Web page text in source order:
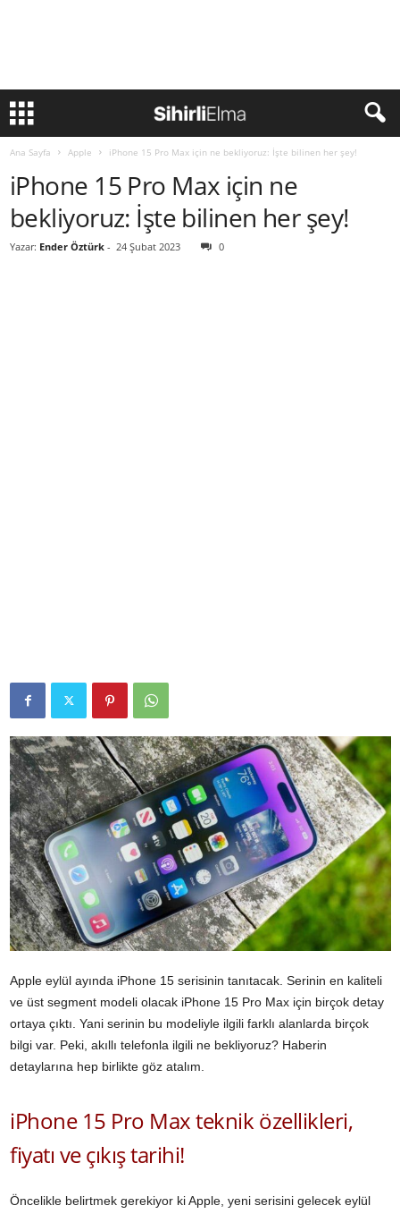
Ana Sayfa Apple iPhone 15 Pro Max için ne bekliyoruz: İşte bilinen her şey!
iPhone 15 Pro Max için ne
bekliyoruz: İşte bilinen her şey!
Yazar: Ender Öztürk - 24 Şubat 2023 0
Apple eylül ayında iPhone 15 serisinin tanıtacak. Serinin en kaliteli
ve üst segment modeli olacak iPhone 15 Pro Max için birçok detay
ortaya çıktı. Yani serinin bu modeliyle ilgili farklı alanlarda birçok
bilgi var. Peki, akıllı telefonla ilgili ne bekliyoruz? Haberin
detaylarına hep birlikte göz atalım.
iPhone 15 Pro Max teknik özellikleri,
fiyatı ve çıkış tarihi!
Öncelikle belirtmek gerekiyor ki Apple, yeni serisini gelecek eylül